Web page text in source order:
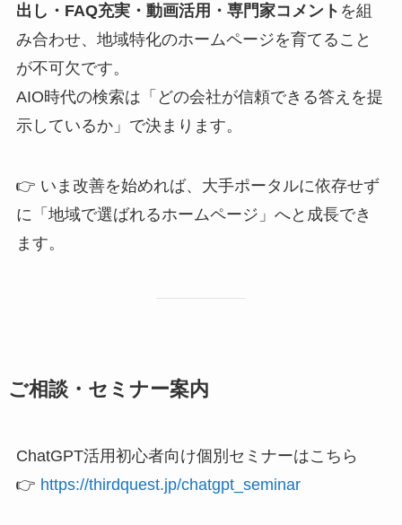
出し・FAQ充実・動画活用・専門家コメント を組
み合わせ、地域特化のホームページを育てること
が不可欠です。
AIO時代の検索は「どの会社が信頼できる答えを提
示しているか」で決まります。
👉 いま改善を始めれば、大手ポータルに依存せず
に「地域で選ばれるホームページ」へと成長でき
ます。
ご相談・セミナー案内
ChatGPT活用初心者向け個別セミナーはこちら
👉 https://thirdquest.jp/chatgpt_seminar